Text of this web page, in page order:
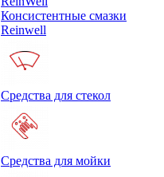
Консистентные смазки
Reinwell
Средства для стекол
Средства для мойки